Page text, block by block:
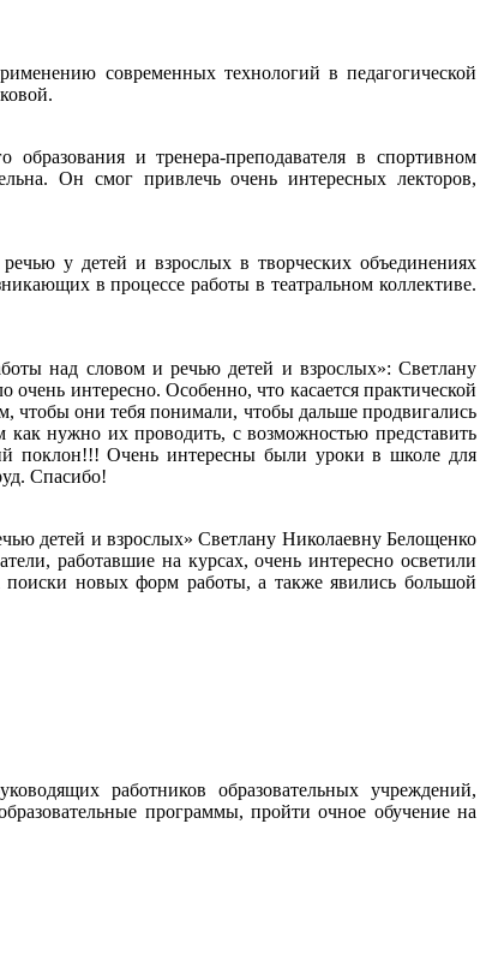
современных технологий в педагогической
и тренера-преподавателя в спортивном
Он смог привлечь очень интересных лекторов,
у детей и взрослых в творческих объединениях
в процессе работы в театральном коллективе.
над словом и речью детей и взрослых»: Светлану
интересно. Особенно, что касается практической
чтобы они тебя понимали, чтобы дальше продвигались
нужно их проводить, с возможностью представить
поклон!!! Очень интересны были уроки в школе для
Спасибо!
детей и взрослых» Светлану Николаевну Белощенко
работавшие на курсах, очень интересно осветили
поиски новых форм работы, а также явились большой
работников образовательных учреждений,
программы, пройти очное обучение на